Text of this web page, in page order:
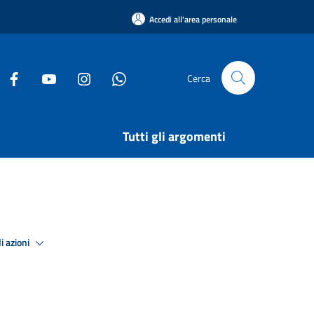
Accedi all'area personale
Cerca
Tutti gli argomenti
azioni